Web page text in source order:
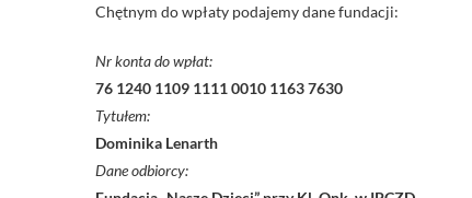
Chętnym do wpłaty podajemy dane fundacji:
Nr konta do wpłat:
76 1240 1109 1111 0010 1163 7630
Tytułem:
Dominika Lenarth
Dane odbiorcy: